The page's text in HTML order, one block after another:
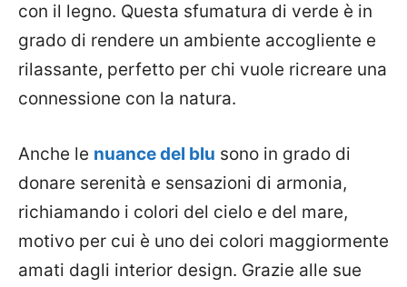
con il legno. Questa sfumatura di verde è in
grado di rendere un ambiente accogliente e
rilassante, perfetto per chi vuole ricreare una
connessione con la natura.
Anche le nuance del blu sono in grado di
donare serenità e sensazioni di armonia,
richiamando i colori del cielo e del mare,
motivo per cui è uno dei colori maggiormente
amati dagli interior design. Grazie alle sue